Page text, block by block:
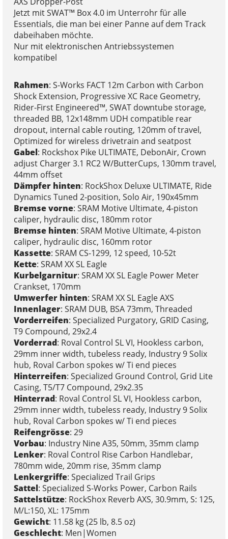
Jetzt mit SWAT™ Box 4.0 im Unterrohr für alle
Essentials, die man bei einer Panne auf dem Track
dabeihaben möchte.
Nur mit elektronischen Antriebssystemen
kompatibel
Rahmen: S-Works FACT 12m Carbon with Carbon
Shock Extension, Progressive XC Race Geometry,
Rider-First Engineered™, SWAT downtube storage,
threaded BB, 12x148mm UDH compatible rear
dropout, internal cable routing, 120mm of travel,
Optimized for wireless drivetrain and seatpost
Gabel: Rockshox Pike ULTIMATE, DebonAir, Crown
adjust Charger 3.1 RC2 W/ButterCups, 130mm travel,
44mm offset
Dämpfer hinten: RockShox Deluxe ULTIMATE, Ride
Dynamics Tuned 2-position, Solo Air, 190x45mm
Bremse vorne: SRAM Motive Ultimate, 4-piston
caliper, hydraulic disc, 180mm rotor
Bremse hinten: SRAM Motive Ultimate, 4-piston
caliper, hydraulic disc, 160mm rotor
Kassette: SRAM CS-1299, 12 speed, 10-52t
Kette: SRAM XX SL Eagle
Kurbelgarnitur: SRAM XX SL Eagle Power Meter
Crankset, 170mm
Umwerfer hinten: SRAM XX SL Eagle AXS
Innenlager: SRAM DUB, BSA 73mm, Threaded
Vorderreifen: Specialized Purgatory, GRID Casing,
T9 Compound, 29x2.4
Vorderrad: Roval Control SL VI, Hookless carbon,
29mm inner width, tubeless ready, Industry 9 Solix
hub, Roval Carbon spokes w/ Ti end pieces
Hinterreifen: Specialized Ground Control, Grid Lite
Casing, T5/T7 Compound, 29x2.35
Hinterrad: Roval Control SL VI, Hookless carbon,
29mm inner width, tubeless ready, Industry 9 Solix
hub, Roval Carbon spokes w/ Ti end pieces
Reifengrösse: 29
Vorbau: Industry Nine A35, 50mm, 35mm clamp
Lenker: Roval Control Rise Carbon Handlebar,
780mm wide, 20mm rise, 35mm clamp
Lenkergriffe: Specialized Trail Grips
Sattel: Specialized S-Works Power, Carbon Rails
Sattelstütze: RockShox Reverb AXS, 30.9mm, S: 125,
M/L:150, XL: 175mm
Gewicht: 11.58 kg (25 lb, 8.5 oz)
Geschlecht: Men|Women